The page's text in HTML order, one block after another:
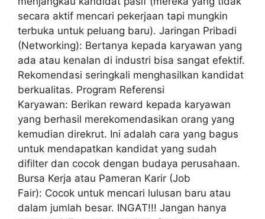
secara aktif mencari pekerjaan tapi mungkin
terbuka untuk peluang baru). Jaringan Pribadi
(Networking): Bertanya kepada karyawan yang
ada atau kenalan di industri bisa sangat efektif.
Rekomendasi seringkali menghasilkan kandidat
berkualitas. Program Referensi
Karyawan: Berikan reward kepada karyawan
yang berhasil merekomendasikan orang yang
kemudian direkrut. Ini adalah cara yang bagus
untuk mendapatkan kandidat yang sudah
difilter dan cocok dengan budaya perusahaan.
Bursa Kerja atau Pameran Karir (Job
Fair): Cocok untuk mencari lulusan baru atau
dalam jumlah besar. INGAT!!! Jangan hanya